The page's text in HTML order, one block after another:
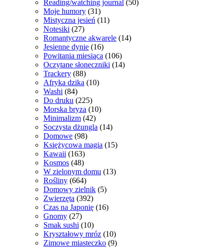
Reading/watching journal (50)
Moje humory (31)
Mistyczna jesień (11)
Notesiki (27)
Romantyczne akwarele (14)
Jesienne dynie (16)
Powitania miesiąca (106)
Oczytane słoneczniki (14)
Trackery (88)
Afryka dzika (10)
Washi (84)
Do druku (225)
Morska bryza (10)
Minimalizm (42)
Soczysta dżungla (14)
Domowe (98)
Księżycowa magia (15)
Kawaii (163)
Kosmos (48)
W zielonym domu (13)
Rośliny (664)
Domowy zielnik (5)
Zwierzęta (392)
Czas na Japonię (16)
Gnomy (27)
Smak sushi (10)
Kryształowy mróz (10)
Zimowe miasteczko (9)